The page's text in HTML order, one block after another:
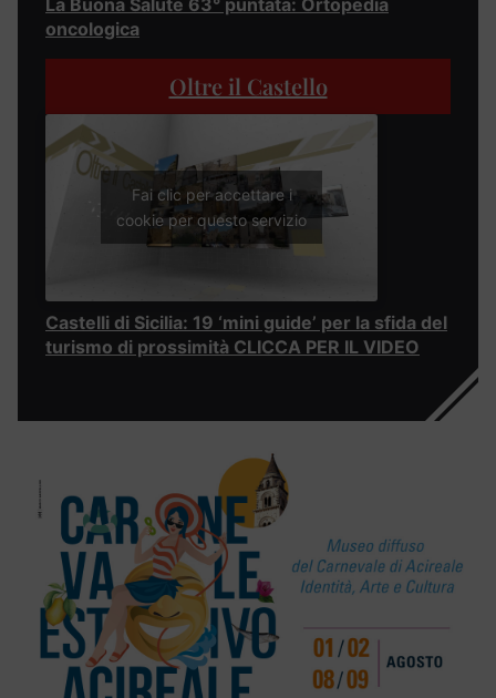
oncologica
Oltre il Castello
Fai clic per accettare i
cookie per questo servizio
Castelli di Sicilia: 19 ‘mini guide’ per la sfida del
turismo di prossimità CLICCA PER IL VIDEO